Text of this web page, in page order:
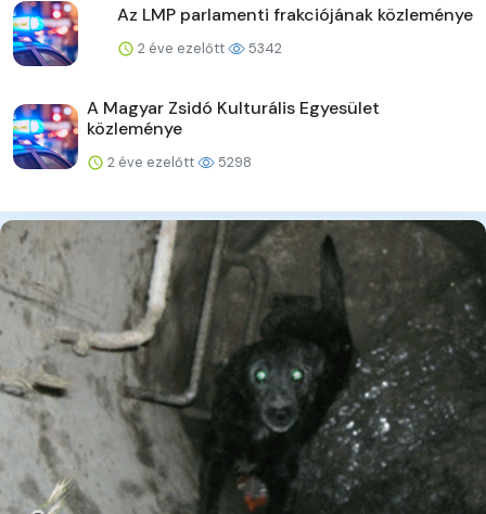
Az LMP parlamenti frakciójának közleménye
2 éve ezelőtt 5342
A Magyar Zsidó Kulturális Egyesület
közleménye
2 éve ezelőtt 5298